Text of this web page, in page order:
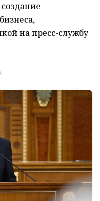
на пресс-службу